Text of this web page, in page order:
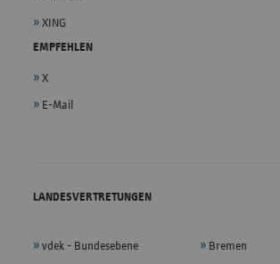
XING
EMPFEHLEN
X
E-Mail
LANDESVERTRETUNGEN
vdek - Bundesebene Bremen